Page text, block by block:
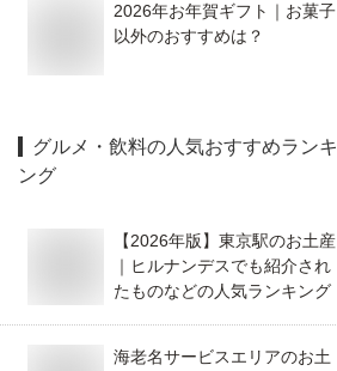
2026年お年賀ギフト｜お菓子
以外のおすすめは？
グルメ・飲料の人気おすすめランキ
ング
【2026年版】東京駅のお土産
｜ヒルナンデスでも紹介され
たものなどの人気ランキング
海老名サービスエリアのお土